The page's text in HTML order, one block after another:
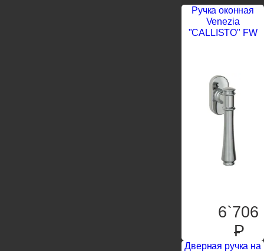
Ручка оконная
Venezia
"CALLISTO" FW
6`706
P
Дверная ручка на